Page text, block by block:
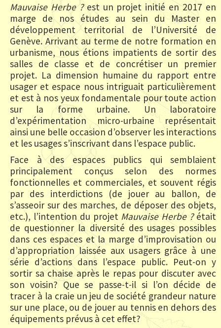
Mauvaise Herbe ?est un projet initié en 2017 en
marge de nos études au sein du Master en
développement territorial de l’Université de
Genève. Arrivant au terme de notre formation en
urbanisme, nous étions impatients de sortir des
salles de classe et de concrétiser un premier
projet. La dimension humaine du rapport entre
usager et espace nous intriguait particulièrement
et est à nos yeux fondamentale pour toute action
sur la forme urbaine. Un laboratoire
d’expérimentation micro-urbaine représentait
ainsi une belle occasion d’observer les interactions
et les usages s’inscrivant dans l’espace public.
Face à des espaces publics qui semblaient
principalement conçus selon des normes
fonctionnelles et commerciales, et souvent régis
par des interdictions (de jouer au ballon, de
s’asseoir sur des marches, de déposer des objets,
etc.), l’intention du projet Mauvaise Herbe ?était
de questionner la diversité des usages possibles
dans ces espaces et la marge d’improvisation ou
d’appropriation laissée aux usagers grâce à une
série d’actions dans l’espace public. Peut-on y
sortir sa chaise après le repas pour discuter avec
son voisin? Que se passe-t-il si l’on décide de
tracer à la craie un jeu de société grandeur nature
sur une place, ou de jouer au tennis en dehors des
équipements prévus à cet effet?